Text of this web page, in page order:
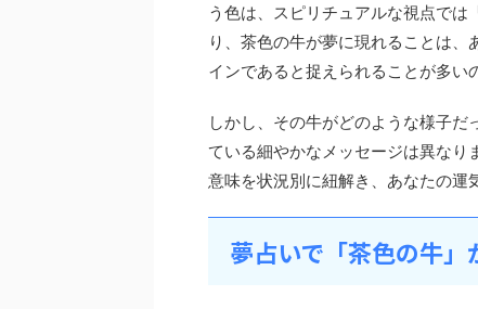
う色は、スピリチュアルな視点で
り、茶色の牛が夢に現れることは
インであると捉えられることが多い
しかし、その牛がどのような様子
ている細やかなメッセージは異なり
意味を状況別に紐解き、あなたの運
夢占いで「茶色の牛